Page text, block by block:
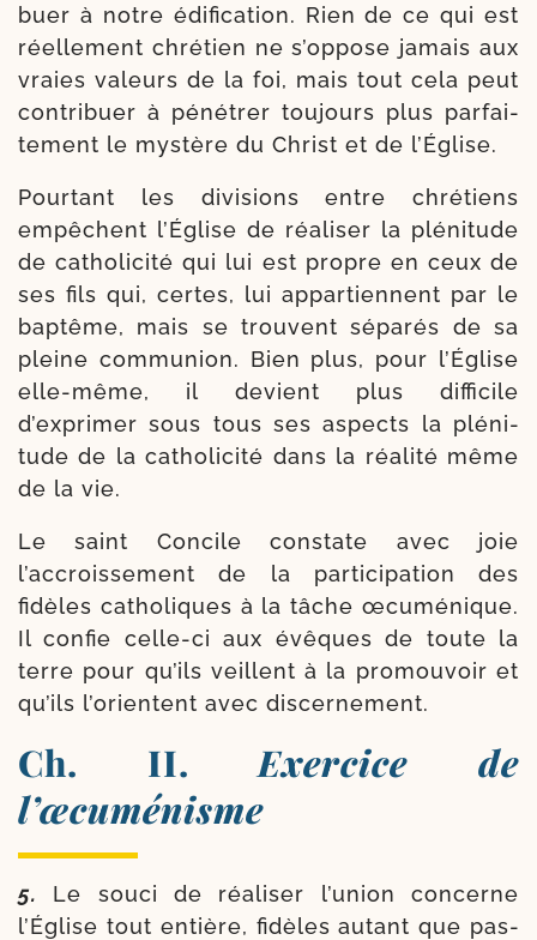
buer à notre édi­fi­ca­tion. Rien de ce qui est
réel­le­ment chré­tien ne s’oppose jamais aux
vraies valeurs de la foi, mais tout cela peut
contri­buer à péné­trer tou­jours plus par­fai­
te­ment le mys­tère du Christ et de l’Église.
Pourtant les divi­sions entre chré­tiens
empêchent l’Église de réa­li­ser la plé­ni­tude
de catho­li­ci­té qui lui est propre en ceux de
ses fils qui, certes, lui appar­tiennent par le
bap­tême, mais se trouvent sépa­rés de sa
pleine com­mu­nion. Bien plus, pour l’Église
elle-​même, il devient plus dif­fi­cile
d’exprimer sous tous ses aspects la plé­ni­
tude de la catho­li­ci­té dans la réa­li­té même
de la vie.
Le saint Concile constate avec joie
l’accroissement de la par­ti­ci­pa­tion des
fidèles catho­liques à la tâche œcu­mé­nique.
Il confie celle-​ci aux évêques de toute la
terre pour qu’ils veillent à la pro­mou­voir et
qu’ils l’orientent avec discernement.
Ch. II. Exercice de
l’œcuménisme
5. Le sou­ci de réa­li­ser l’union concerne
l’Église tout entière, fidèles autant que pas­